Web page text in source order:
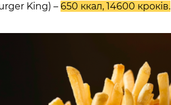
King) –650 ккал, 14600 кроків.